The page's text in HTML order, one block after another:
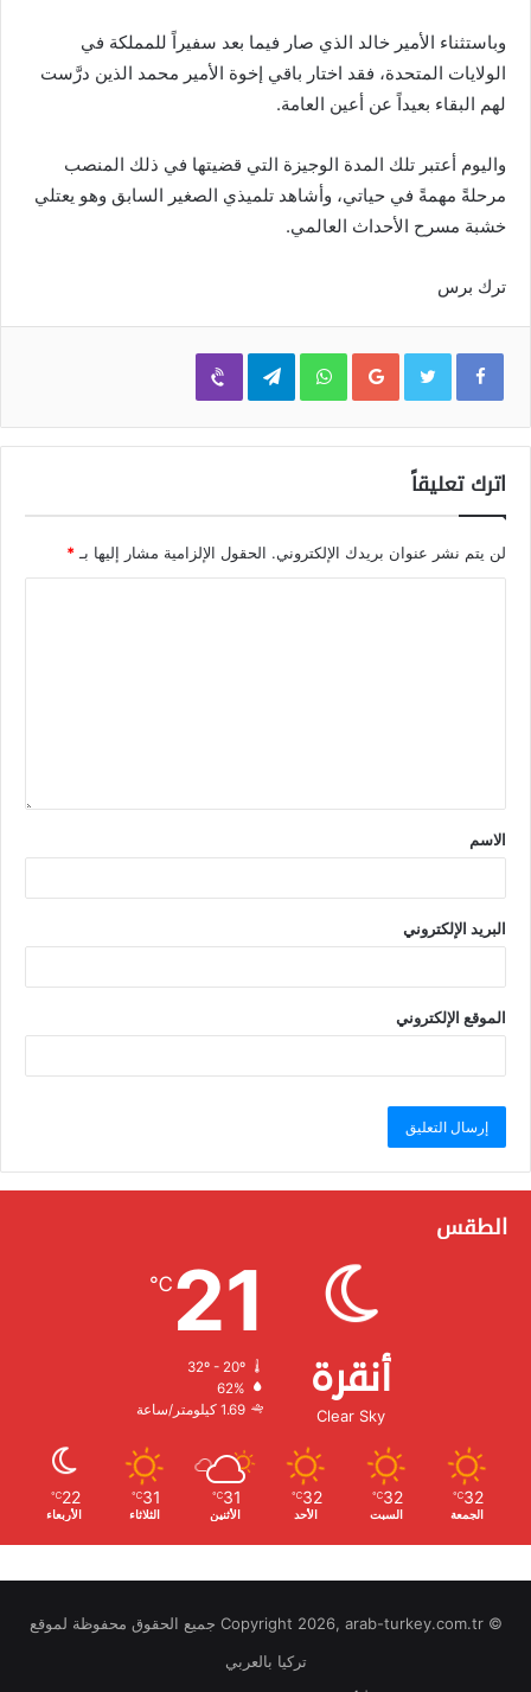
وباستثناء الأمير خالد الذي صار فيما بعد سفيراً للمملكة في
الولايات المتحدة، فقد اختار باقي إخوة الأمير محمد الذين درَّست
لهم البقاء بعيداً عن أعين العامة.
واليوم أعتبر تلك المدة الوجيزة التي قضيتها في ذلك المنصب
مرحلةً مهمةً في حياتي، وأشاهد تلميذي الصغير السابق وهو يعتلي
خشبة مسرح الأحداث العالمي.
ترك برس
Google+
WhatsApp
Telegram
Viber
اترك تعليقاً
لن يتم نشر عنوان بريدك الإلكتروني. الحقول الإلزامية مشار إليها بـ *
الاسم
البريد الإلكتروني
الموقع الإلكتروني
الطقس
أنقرة
Clear Sky
21
℃
32º - 20º
الرطوبة:
الرياح:1.69 كيلومتر/ساعة
32
℃
الجمعة
32
℃
السبت
32
℃
الأحد
31
℃
الأثنين
31
℃
الثلاثاء
22
℃
الأربعاء
© Copyright 2026, arab-turkey.com.tr جميع الحقوق محفوظة لموقع
تركيا بالعربي